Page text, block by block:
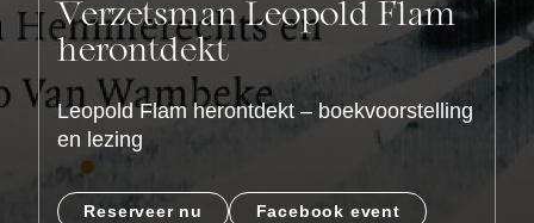
Verzetsman Leopold Flam
herontdekt
Leopold Flam herontdekt – boekvoorstelling
en lezing
Reserveer nu Facebook event